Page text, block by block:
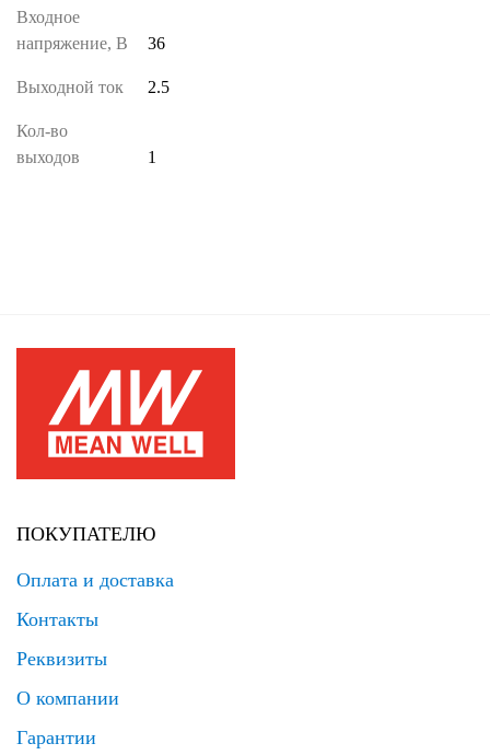
Входное
напряжение, В
36
Выходной ток 2.5
Кол-во
выходов
1
ПОКУПАТЕЛЮ
Оплата и доставка
Контакты
Реквизиты
О компании
Гарантии